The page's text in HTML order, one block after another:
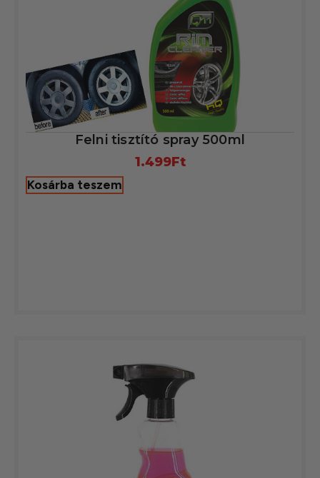
Felni tisztító spray 500ml
1.499Ft
Kosárba teszem